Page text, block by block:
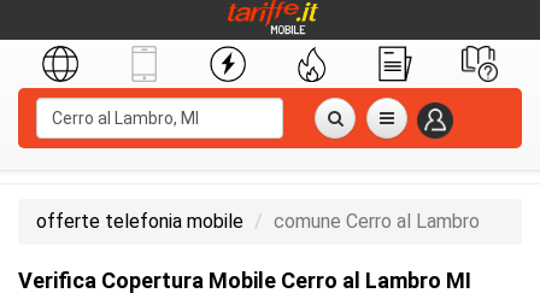
offerte telefonia mobile comune Cerro al Lambro
Verifica Copertura Mobile Cerro al Lambro MI